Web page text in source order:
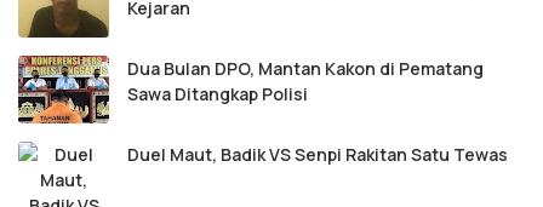
Kejaran
Dua Bulan DPO, Mantan Kakon di Pematang
Sawa Ditangkap Polisi
Duel Maut, Badik VS Senpi Rakitan Satu Tewas